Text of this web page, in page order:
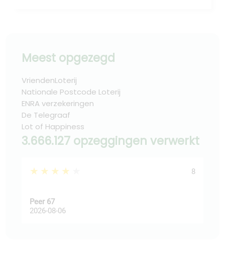
Meest opgezegd
VriendenLoterij
Nationale Postcode Loterij
ENRA verzekeringen
De Telegraaf
Lot of Happiness
3.666.127 opzeggingen verwerkt
★★★★★ 8
Peer 67
2026-08-06